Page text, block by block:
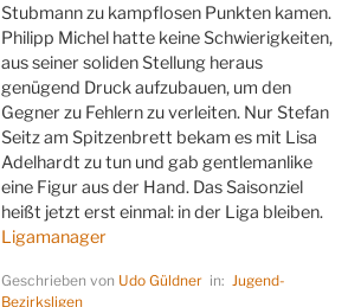
Stubmann zu kampflosen Punkten kamen.
Philipp Michel hatte keine Schwierigkeiten,
aus seiner soliden Stellung heraus
genügend Druck aufzubauen, um den
Gegner zu Fehlern zu verleiten. Nur Stefan
Seitz am Spitzenbrett bekam es mit Lisa
Adelhardt zu tun und gab gentlemanlike
eine Figur aus der Hand. Das Saisonziel
heißt jetzt erst einmal: in der Liga bleiben.
Ligamanager
Geschrieben von Udo Güldner in: Jugend-
Bezirksligen